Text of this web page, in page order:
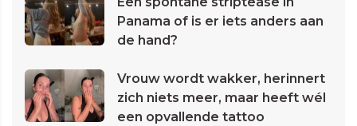
Panama of is er iets anders aan
de hand?
Vrouw wordt wakker, herinnert
zich niets meer, maar heeft wél
een opvallende tattoo